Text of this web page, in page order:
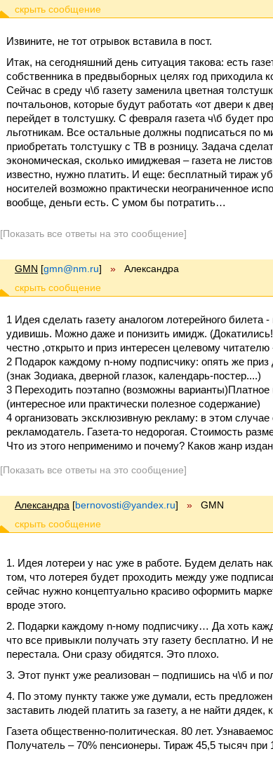
Извините, не тот отрывок вставила в пост.
Итак, на сегодняшний день ситуация такова: есть
собственника в предвыборных целях год приходила
Сейчас в среду ч\б газету заменила цветная
почтальонов, которые будут работать «от двери к
перейдет в толстушку. С февраля газета ч\б будет
льготникам. Все остальные должны подписаться по
приобретать толстушку с ТВ в розницу. Задача
экономическая, сколько имиджевая – газета не
известно, нужно платить. И еще: бесплатный тираж
носителей возможно практически неограниченное
вообще, деньги есть. С умом бы потратить…
[Показать все ответы на это сообщение]
GMN [gmn@nm.ru] » Александра
1 Идея сделать газету аналогом лотерейного билета
удивишь. Можно даже и понизить имидж.
честно ,открыто и приз интересен целевому
2 Подарок каждому n-ному подписчику: опять же
(знак Зодиака, дверной глазок, календарь-постер....)
3 Переходить поэтапно (возможны
(интересное или практически полезное содержание)
4 организовать эксклюзивную рекламу: в этом
рекламодатель. Газета-то недорогая. Стоимость
Что из этого неприменимо и почему? Каков жанр
[Показать все ответы на это сообщение]
Александра [bernovosti@yandex.ru] » GMN
Идея лотереи у нас уже в работе. Будем делать
том, что лотерея будет проходить между уже
сейчас нужно концептуально красиво оформить
вроде этого.
Подарки каждому n-ному подписчику… Да хоть
что все привыкли получать эту газету бесплатно. И
перестала. Они сразу обидятся. Это плохо.
Этот пункт уже реализован – подпишись на ч\б и
По этому пункту также уже думали, есть
заставить людей платить за газету, а не найти дядек,
Газета общественно-политическая. 80 лет.
Получатель – 70% пенсионеры. Тираж 45,5 тысяч